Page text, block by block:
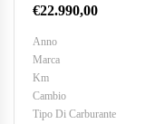
€22.990,00
Anno
Marca
Km
Cambio
Tipo Di Carburante